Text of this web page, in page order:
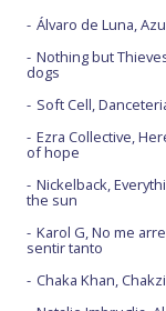
Álvaro de Luna,
Nothing but
dogs
Soft Cell,
Ezra Collective,
of hope
Nickelback,
the sun
Karol G, No me
sentir tanto
Chaka Khan,